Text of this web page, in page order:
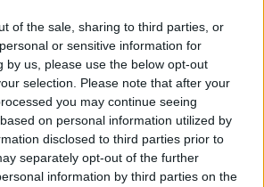
of the sale, sharing to third parties, or
or sensitive information for
by us, please use the below opt-out
selection. Please note that after your
you may continue seeing
on personal information utilized by
disclosed to third parties prior to
separately opt-out of the further
information by third parties on the
här i Hundfjället blåser till
en härlig dag ned skidåkning!⛷